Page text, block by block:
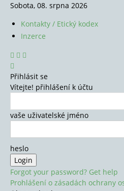
Sobota, 08. srpna 2026
Kontakty / Etický kodex
Inzerce
Přihlásit se
Vítejte! přihlášení k účtu
vaše uživatelské jméno
heslo
Forgot your password? Get help
Prohlášení o zásadách ochrany